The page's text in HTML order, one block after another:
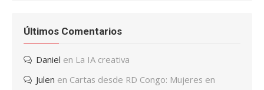
Últimos Comentarios
Daniel en La IA creativa
Julen en Cartas desde RD Congo: Mujeres en